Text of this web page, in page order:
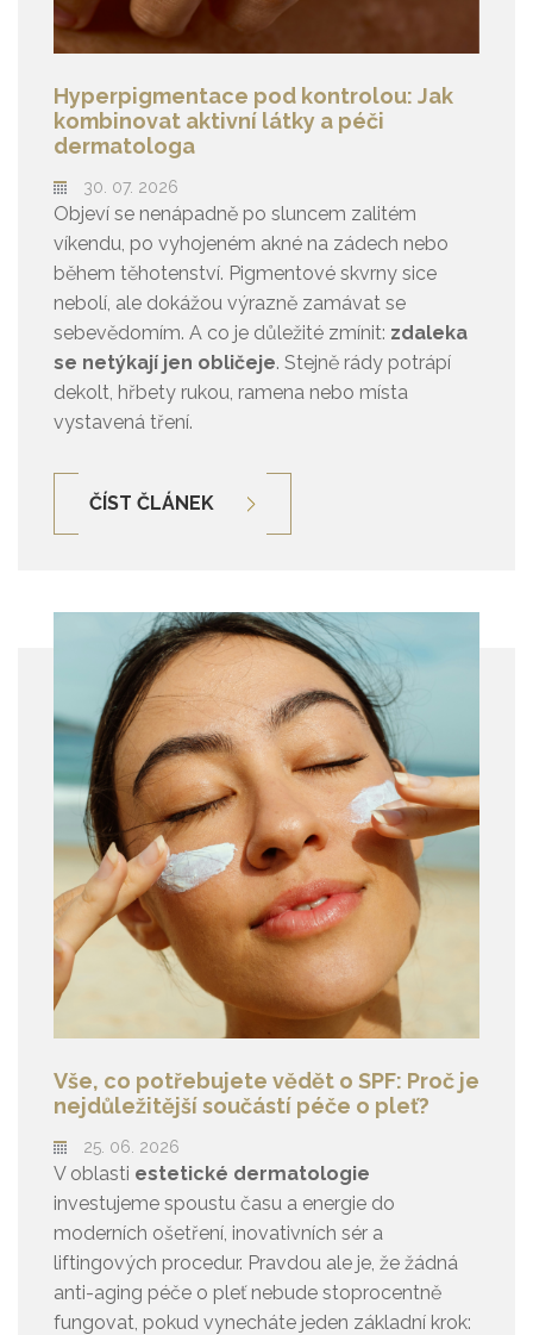
Hyperpigmentace pod kontrolou: Jak
kombinovat aktivní látky a péči
dermatologa
30. 07. 2026
Objeví se nenápadně po sluncem zalitém
víkendu, po vyhojeném akné na zádech nebo
během těhotenství. Pigmentové skvrny sice
nebolí, ale dokážou výrazně zamávat se
sebevědomím. A co je důležité zmínit: zdaleka
se netýkají jen obličeje. Stejně rády potrápí
dekolt, hřbety rukou, ramena nebo místa
vystavená tření.
ČÍST ČLÁNEK
Vše, co potřebujete vědět o SPF: Proč je
nejdůležitější součástí péče o pleť?
25. 06. 2026
V oblasti estetické dermatologie
investujeme spoustu času a energie do
moderních ošetření, inovativních sér a
liftingových procedur. Pravdou ale je, že žádná
anti-aging péče o pleť nebude stoprocentně
fungovat, pokud vynecháte jeden základní krok: